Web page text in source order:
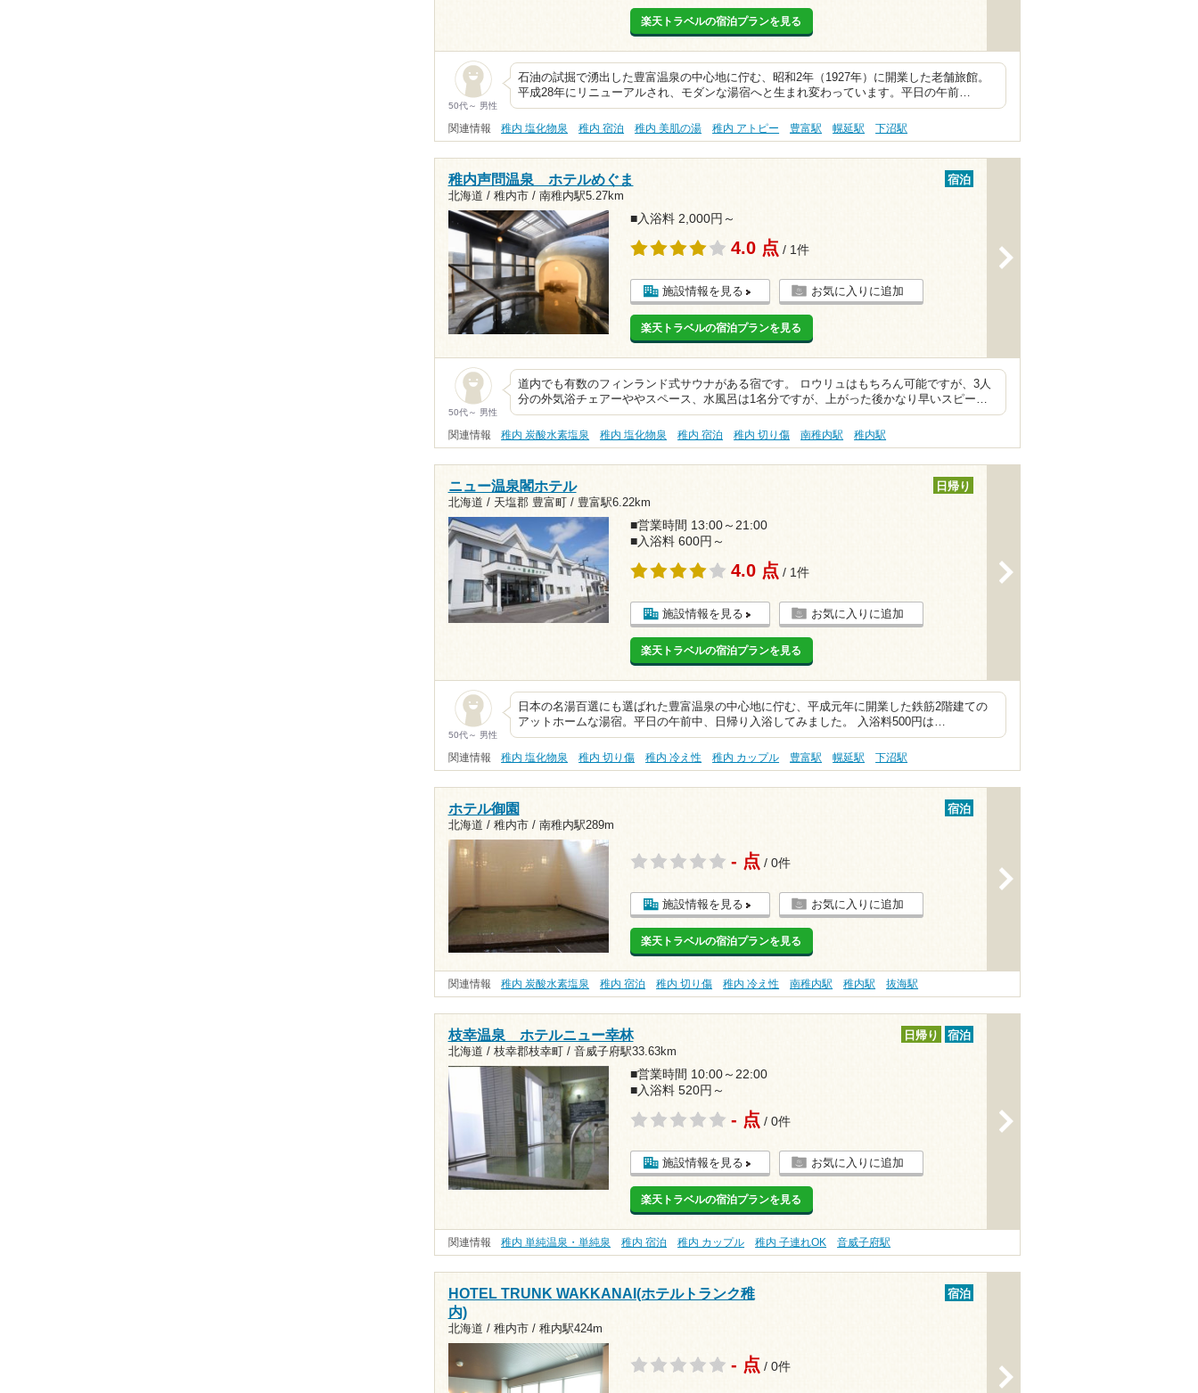
楽天トラベルの宿泊プランを見る
50代～ 男性
石油の試掘で湧出した豊富温泉の中心地に佇む、昭和2年（1927年）に開業した老舗旅館。
平成28年にリニューアルされ、モダンな湯宿へと生まれ変わっています。平日の午前…
関連情報 稚内 塩化物泉 稚内 宿泊 稚内 美肌の湯 稚内 アトピー 豊富駅 幌延駅 下沼駅
稚内声問温泉 ホテルめぐま
北海道 / 稚内市 / 南稚内駅5.27km
宿泊
■入浴料 2,000円～
4.0 点 / 1件
施設情報を見る お気に入りに追加
楽天トラベルの宿泊プランを見る
50代～ 男性
道内でも有数のフィンランド式サウナがある宿です。 ロウリュはもちろん可能ですが、3人
分の外気浴チェアーややスペース、水風呂は1名分ですが、上がった後かなり早いスピー…
関連情報 稚内 炭酸水素塩泉 稚内 塩化物泉 稚内 宿泊 稚内 切り傷 南稚内駅 稚内駅
ニュー温泉閣ホテル
北海道 / 天塩郡 豊富町 / 豊富駅6.22km
日帰り
■営業時間 13:00～21:00
■入浴料 600円～
4.0 点 / 1件
施設情報を見る お気に入りに追加
楽天トラベルの宿泊プランを見る
50代～ 男性
日本の名湯百選にも選ばれた豊富温泉の中心地に佇む、平成元年に開業した鉄筋2階建ての
アットホームな湯宿。平日の午前中、日帰り入浴してみました。 入浴料500円は…
関連情報 稚内 塩化物泉 稚内 切り傷 稚内 冷え性 稚内 カップル 豊富駅 幌延駅 下沼駅
ホテル御園
北海道 / 稚内市 / 南稚内駅289m
宿泊
- 点 / 0件
施設情報を見る お気に入りに追加
楽天トラベルの宿泊プランを見る
関連情報 稚内 炭酸水素塩泉 稚内 宿泊 稚内 切り傷 稚内 冷え性 南稚内駅 稚内駅 抜海駅
枝幸温泉 ホテルニュー幸林
北海道 / 枝幸郡枝幸町 / 音威子府駅33.63km
日帰り 宿泊
■営業時間 10:00～22:00
■入浴料 520円～
- 点 / 0件
施設情報を見る お気に入りに追加
楽天トラベルの宿泊プランを見る
関連情報 稚内 単純温泉・単純泉 稚内 宿泊 稚内 カップル 稚内 子連れOK 音威子府駅
HOTEL TRUNK WAKKANAI(ホテルトランク稚
内)
北海道 / 稚内市 / 稚内駅424m
宿泊
- 点 / 0件